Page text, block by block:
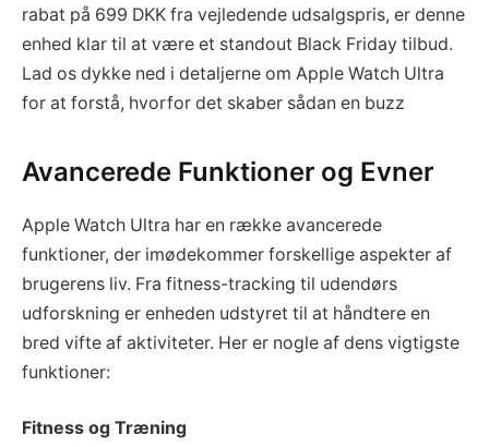
rabat på 699 DKK fra vejledende udsalgspris, er denne
enhed klar til at være et standout Black Friday tilbud.
Lad os dykke ned i detaljerne om Apple Watch Ultra
for at forstå, hvorfor det skaber sådan en buzz
Avancerede Funktioner og Evner
Apple Watch Ultra har en række avancerede
funktioner, der imødekommer forskellige aspekter af
brugerens liv. Fra fitness-tracking til udendørs
udforskning er enheden udstyret til at håndtere en
bred vifte af aktiviteter. Her er nogle af dens vigtigste
funktioner:
Fitness og Træning